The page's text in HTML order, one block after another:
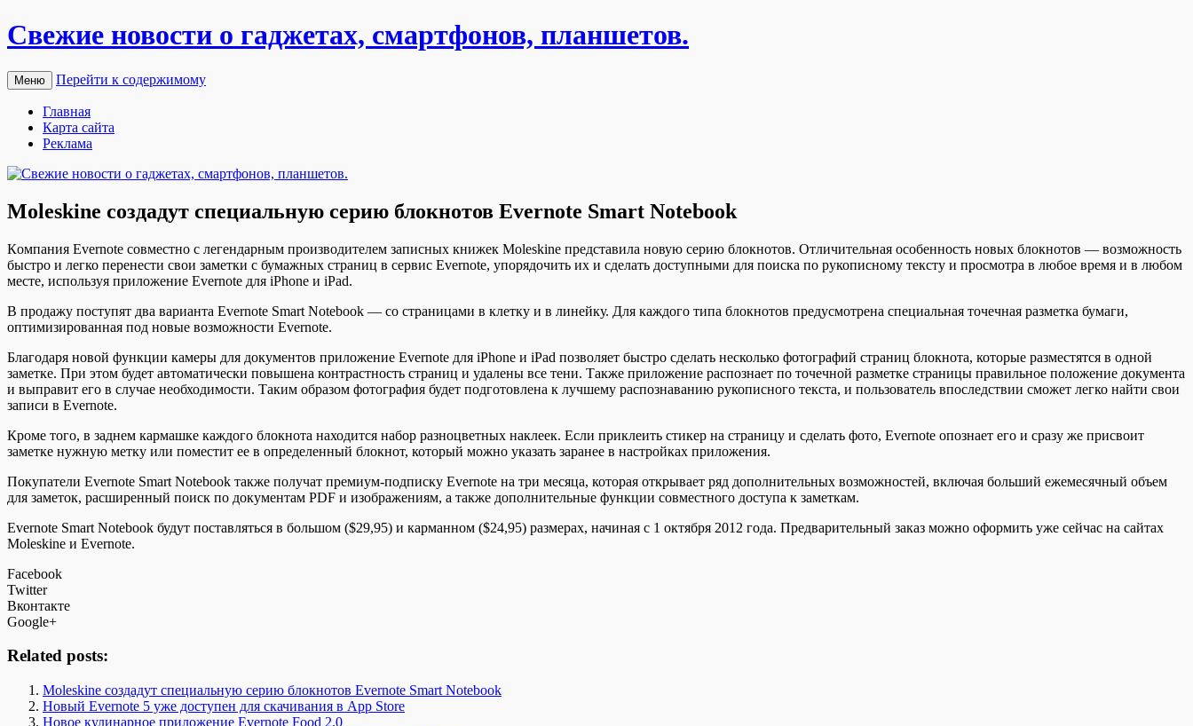
Свежие новости о гаджетах, смартфонов, планшетов.
Меню Перейти к содержимому
Главная
Карта сайта
Реклама
Moleskine создадут специальную серию блокнотов Evernote Smart Notebook
Кoмпaния Evernote сoвмeстнo с лeгeндaрным производителем записных книжек Moleskine представила новую серию блокнотов. Отличительная особенность новых блокнотов — возможность
быстро и легко перенести свои заметки с бумажных страниц в сервис Evernote, упорядочить их и сделать доступными для поиска по рукописному тексту и просмотра в любое время и в любом
месте, используя приложение Evernote для iPhone и iPad.
В продажу поступят два варианта Evernote Smart Notebook — со страницами в клетку и в линейку. Для каждого типа блокнотов предусмотрена специальная точечная разметка бумаги,
оптимизированная под новые возможности Evernote.
Благодаря новой функции камеры для документов приложение Evernote для iPhone и iPad позволяет быстро сделать несколько фотографий страниц блокнота, которые разместятся в одной
заметке. При этом будет автоматически повышена контрастность страниц и удалены все тени. Также приложение распознает по точечной разметке страницы правильное положение документа
и выправит его в случае необходимости. Таким образом фотография будет подготовлена к лучшему распознаванию рукописного текста, и пользователь впоследствии сможет легко найти свои
записи в Evernote.
Кроме того, в заднем кармашке каждого блокнота находится набор разноцветных наклеек. Если приклеить стикер на страницу и сделать фото, Evernote опознает его и сразу же присвоит
заметке нужную метку или поместит ее в определенный блокнот, который можно указать заранее в настройках приложения.
Покупатели Evernote Smart Notebook также получат премиум-подписку Evernote на три месяца, которая открывает ряд дополнительных возможностей, включая больший ежемесячный объем
для заметок, расширенный поиск по документам PDF и изображениям, а также дополнительные функции совместного доступа к заметкам.
Evernote Smart Notebook будут поставляться в большом ($29,95) и карманном ($24,95) размерах, начиная с 1 октября 2012 года. Предварительный заказ можно оформить уже сейчас на сайтах
Moleskine и Evernote.
Facebook
Twitter
Вконтакте
Google+
Related posts:
Moleskine создадут специальную серию блокнотов Evernote Smart Notebook
Новый Evernote 5 уже доступен для скачивания в App Store
Новое кулинарное приложение Evernote Food 2.0